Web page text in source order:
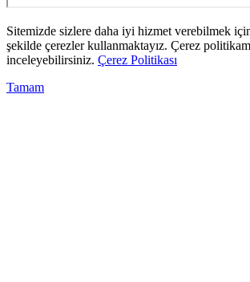
Sitemizde sizlere daha iyi hizmet verebilmek
şekilde çerezler kullanmaktayız. Çerez
inceleyebilirsiniz. Çerez Politikası
Tamam